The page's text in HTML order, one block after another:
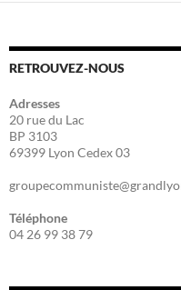
RETROUVEZ-NOUS
Adresses
20 rue du Lac
BP 3103
69399 Lyon Cedex 03
Téléphone
04 26 99 38 79